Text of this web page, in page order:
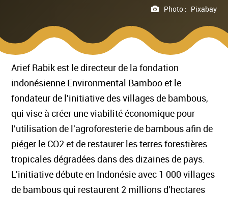
Photo : Pixabay
Arief Rabik est le directeur de la fondation
indonésienne Environmental Bamboo et le
fondateur de l'initiative des villages de bambous,
qui vise à créer une viabilité économique pour
l'utilisation de l'agroforesterie de bambous afin de
piéger le CO2 et de restaurer les terres forestières
tropicales dégradées dans des dizaines de pays.
L'initiative débute en Indonésie avec 1 000 villages
de bambous qui restaurent 2 millions d'hectares